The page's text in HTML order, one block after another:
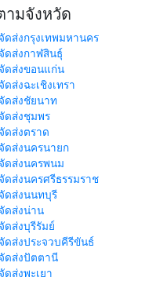
ามจังหวัด
ดส่งกรุงเทพมหานคร
ดส่งกาฬสินธุ์
ดส่งขอนแก่น
ดส่งฉะเชิงเทรา
ดส่งชัยนาท
ดส่งชุมพร
ดส่งตราด
ดส่งนครนายก
ดส่งนครพนม
ดส่งนครศรีธรรมราช
ดส่งนนทบุรี
ดส่งน่าน
ดส่งบุรีรัมย์
ดส่งประจวบคีรีขันธ์
ดส่งปัตตานี
ดส่งพะเยา